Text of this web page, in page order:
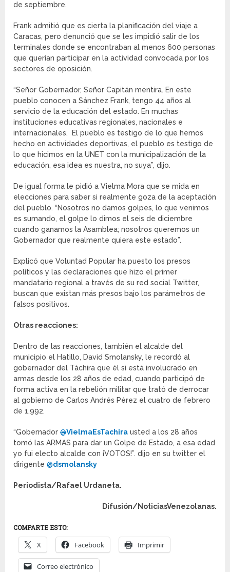
de septiembre.
Frank admitió que es cierta la planificación del viaje a
Caracas, pero denunció que se les impidió salir de los
terminales donde se encontraban al menos 600 personas
que querían participar en la actividad convocada por los
sectores de oposición.
“Señor Gobernador, Señor Capitán mentira. En este
pueblo conocen a Sánchez Frank, tengo 44 años al
servicio de la educación del estado. En muchas
instituciones educativas regionales, nacionales e
internacionales. El pueblo es testigo de lo que hemos
hecho en actividades deportivas, el pueblo es testigo de
lo que hicimos en la UNET con la municipalización de la
educación, esa idea es nuestra, no suya”, dijo.
De igual forma le pidió a Vielma Mora que se mida en
elecciones para saber si realmente goza de la aceptación
del pueblo. “Nosotros no damos golpes, lo que venimos
es sumando, el golpe lo dimos el seis de diciembre
cuando ganamos la Asamblea; nosotros queremos un
Gobernador que realmente quiera este estado”.
Explicó que Voluntad Popular ha puesto los presos
políticos y las declaraciones que hizo el primer
mandatario regional a través de su red social Twitter,
buscan que existan más presos bajo los parámetros de
falsos positivos.
Otras reacciones:
Dentro de las reacciones, también el alcalde del
municipio el Hatillo, David Smolansky, le recordó al
gobernador del Táchira que él si está involucrado en
armas desde los 28 años de edad, cuando participó de
forma activa en la rebelión militar que trató de derrocar
al gobierno de Carlos Andrés Pérez el cuatro de febrero
de 1.992.
“Gobernador@VielmaEsTachira usted a los 28 años
tomó las ARMAS para dar un Golpe de Estado, a esa edad
yo fui electo alcalde con ¡VOTOS!”. dijo en su twitter el
dirigente@dsmolansky
Periodista/Rafael Urdaneta.
Difusión/NoticiasVenezolanas.
COMPARTE ESTO:
X Facebook Imprimir
Correo electrónico